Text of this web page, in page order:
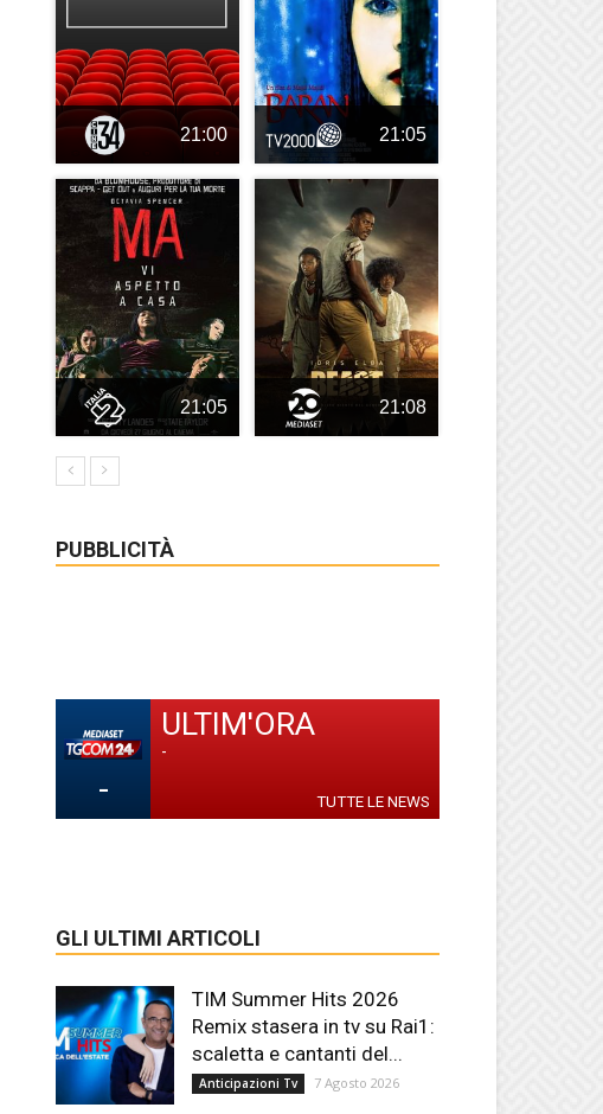
21:00 21:05
21:05 21:08
PUBBLICITÀ
-
ULTIM'ORA
-
TUTTE LE NEWS
GLI ULTIMI ARTICOLI
TIM Summer Hits 2026
Remix stasera in tv su Rai1:
scaletta e cantanti del...
Anticipazioni Tv 7 Agosto 2026